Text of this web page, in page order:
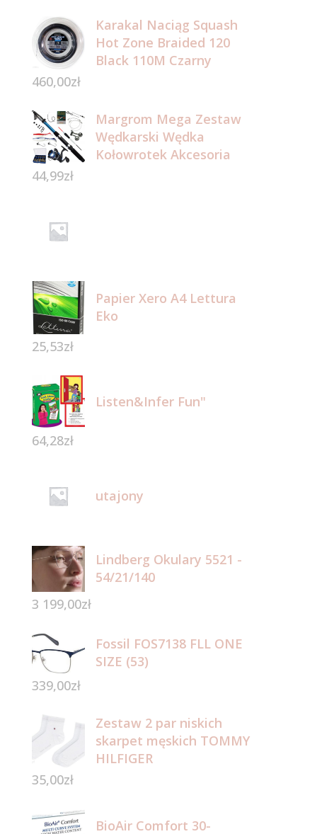
Karakal Naciąg Squash
Hot Zone Braided 120
Black 110M Czarny
460,00zł
Margrom Mega Zestaw
Wędkarski Wędka
Kołowrotek Akcesoria
44,99zł
Papier Xero A4 Lettura
Eko
25,53zł
Listen&Infer Fun"
64,28zł
utajony
Lindberg Okulary 5521 -
54/21/140
3 199,00zł
Fossil FOS7138 FLL ONE
SIZE (53)
339,00zł
Zestaw 2 par niskich
skarpet męskich TOMMY
HILFIGER
35,00zł
BioAir Comfort 30-